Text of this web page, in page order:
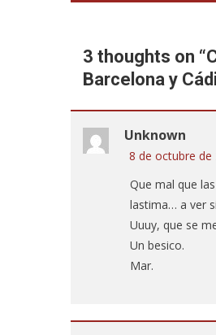
3 thoughts on “
Barcelona y
Unknown
8 de octubre de
Que mal que
lastima… a ver
Uuuy, que se
Un besico.
Mar.